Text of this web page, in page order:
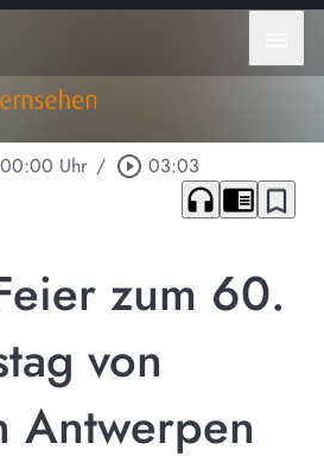
Uhr / play_circle_outline 03:03
headphones chrome_reader_mode bookmark_border
zum 60.
von
Antwerpen